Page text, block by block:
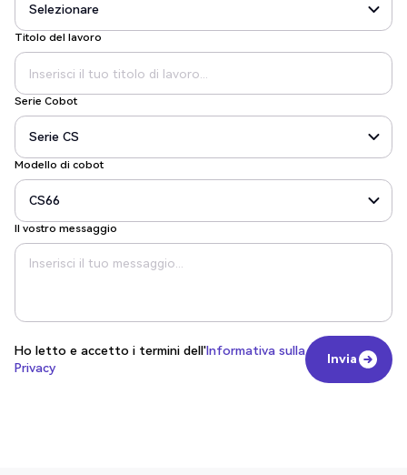
Titolo del lavoro
Serie Cobot
Modello di cobot
Il vostro messaggio
Ho letto e accetto i termini dell'Informativa sulla
Privacy
Invia
Invia